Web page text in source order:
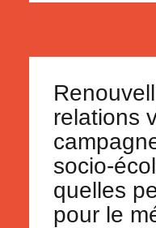
relations
socio-
quelles
pour le